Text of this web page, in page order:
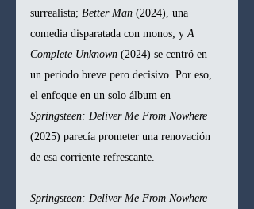
surrealista; Better Man (2024), una
comedia disparatada con monos; y A
Complete Unknown (2024) se centró en
un periodo breve pero decisivo. Por eso,
el enfoque en un solo álbum en
Springsteen: Deliver Me From Nowhere
(2025) parecía prometer una renovación
de esa corriente refrescante.
Springsteen: Deliver Me From Nowhere